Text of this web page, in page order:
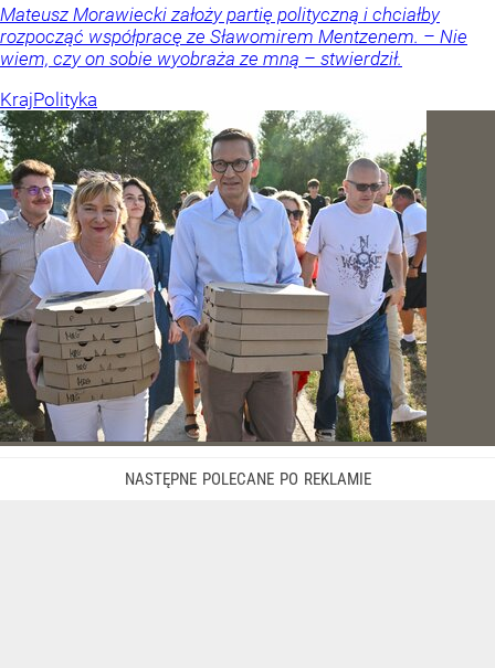
Mateusz Morawiecki założy partię polityczną i chciałby
rozpocząć współpracę ze Sławomirem Mentzenem. – Nie
wiem, czy on sobie wyobraża ze mną – stwierdził.
KrajPolityka